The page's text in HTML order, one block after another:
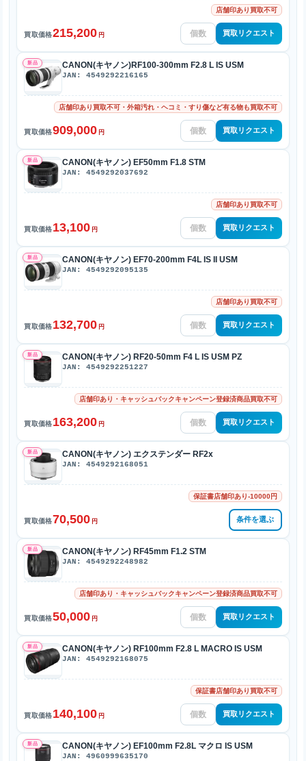
店舗印あり買取不可
買取価格215,200 円 買取リクエスト
新品 CANON(キヤノン)RF100-300mm F2.8 L IS USM
JAN: 4549292216165
店舗印あり買取不可・外箱汚れ・ヘコミ・すり傷など有る物も買取不可
買取価格909,000 円 買取リクエスト
新品 CANON(キヤノン) EF50mm F1.8 STM
JAN: 4549292037692
店舗印あり買取不可
買取価格13,100 円 買取リクエスト
新品 CANON(キヤノン) EF70-200mm F4L IS II USM
JAN: 4549292095135
店舗印あり買取不可
買取価格132,700 円 買取リクエスト
新品 CANON(キヤノン) RF20-50mm F4 L IS USM PZ
JAN: 4549292251227
店舗印あり・キャッシュバックキャンペーン登録済商品買取不可
買取価格163,200 円 買取リクエスト
新品 CANON(キヤノン) エクステンダー RF2x
JAN: 4549292168051
保証書店舗印あり-10000円
買取価格70,500 円 条件を選ぶ
新品 CANON(キヤノン) RF45mm F1.2 STM
JAN: 4549292248982
店舗印あり・キャッシュバックキャンペーン登録済商品買取不可
買取価格50,000 円 買取リクエスト
新品 CANON(キヤノン) RF100mm F2.8 L MACRO IS USM
JAN: 4549292168075
保証書店舗印あり買取不可
買取価格140,100 円 買取リクエスト
新品 CANON(キヤノン) EF100mm F2.8L マクロ IS USM
JAN: 4960999635170